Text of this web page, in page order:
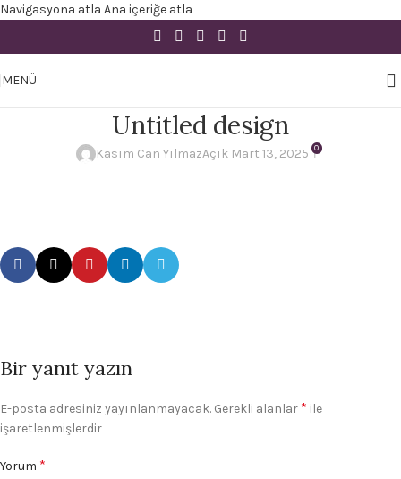
Navigasyona atla Ana içeriğe atla
MENÜ
Untitled design
Kasım Can YılmazAçık Mart 13, 2025 0
Bir yanıt yazın
E-posta adresiniz yayınlanmayacak. Gerekli alanlar * ile
işaretlenmişlerdir
Yorum *